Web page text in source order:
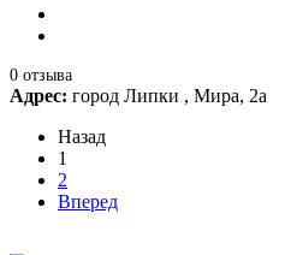
0 отзыва
Адрес: город Липки , Мира, 2а
Назад
1
2
Вперед